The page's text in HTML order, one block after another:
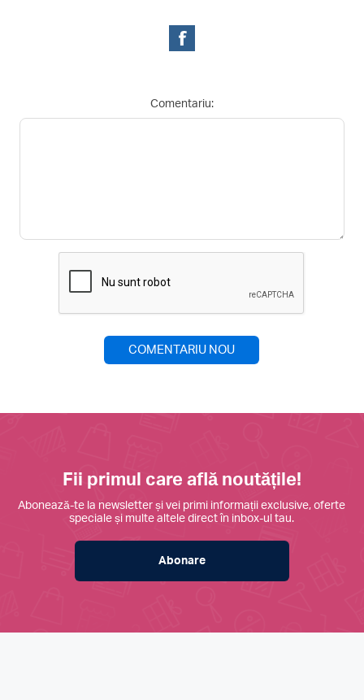
Comentariu:
COMENTARIU NOU
Fii primul care află noutățile!
Abonează-te la newsletter și vei primi informații exclusive, oferte
speciale și multe altele direct în inbox-ul tau.
Abonare